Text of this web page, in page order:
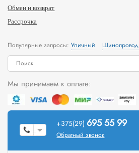
Обмен и возврат
Рассрочка
Популярные запросы:Уличный Шинопровод
Мы принимаем к оплате:
+375(29) 695 55 99
Обратный звонок